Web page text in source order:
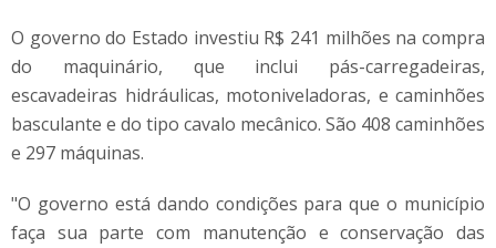
O governo do Estado investiu R$ 241 milhões na compra
do maquinário, que inclui pás-carregadeiras,
escavadeiras hidráulicas, motoniveladoras, e caminhões
basculante e do tipo cavalo mecânico. São 408 caminhões
e 297 máquinas.
"O governo está dando condições para que o município
faça sua parte com manutenção e conservação das